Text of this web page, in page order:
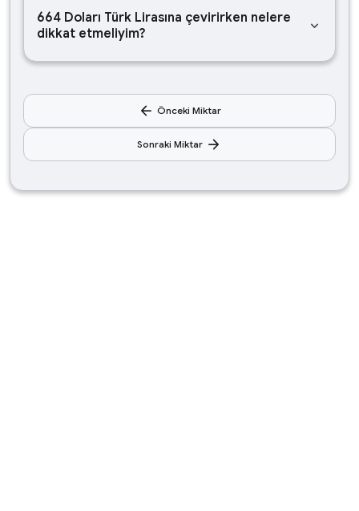
664 Doları Türk Lirasına çevirirken nelere
dikkat etmeliyim?
keyboard_arrow_down
arrow_back Önceki Miktar
Sonraki Miktar arrow_forward